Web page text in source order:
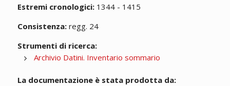
Estremi cronologici:1344 - 1415
Consistenza:regg. 24
Strumenti di ricerca:
Archivio Datini. Inventario sommario
La documentazione è stata prodotta da: